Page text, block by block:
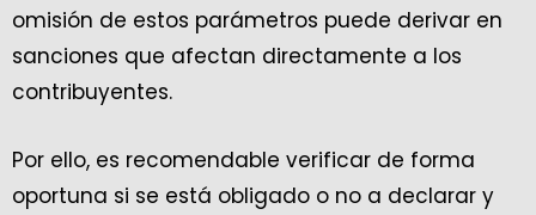
omisión de estos parámetros puede derivar en
sanciones que afectan directamente a los
contribuyentes.
Por ello, es recomendable verificar de forma
oportuna si se está obligado o no a declarar y